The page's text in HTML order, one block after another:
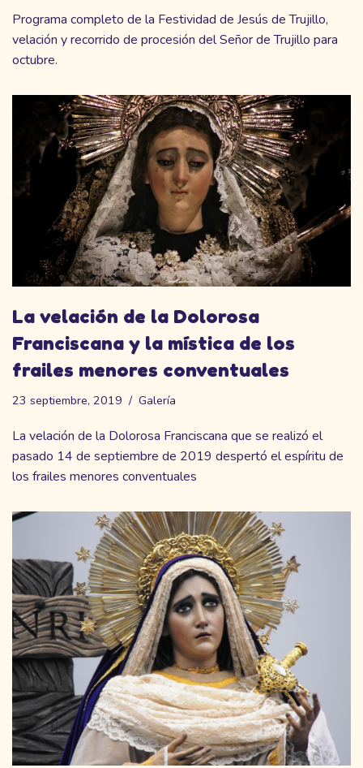
Programa completo de la Festividad de Jesús de Trujillo,
velación y recorrido de procesión del Señor de Trujillo para
octubre.
La velación de la Dolorosa
Franciscana y la mística de los
frailes menores conventuales
23 septiembre, 2019 Galería
La velación de la Dolorosa Franciscana que se realizó el
pasado 14 de septiembre de 2019 despertó el espíritu de
los frailes menores conventuales